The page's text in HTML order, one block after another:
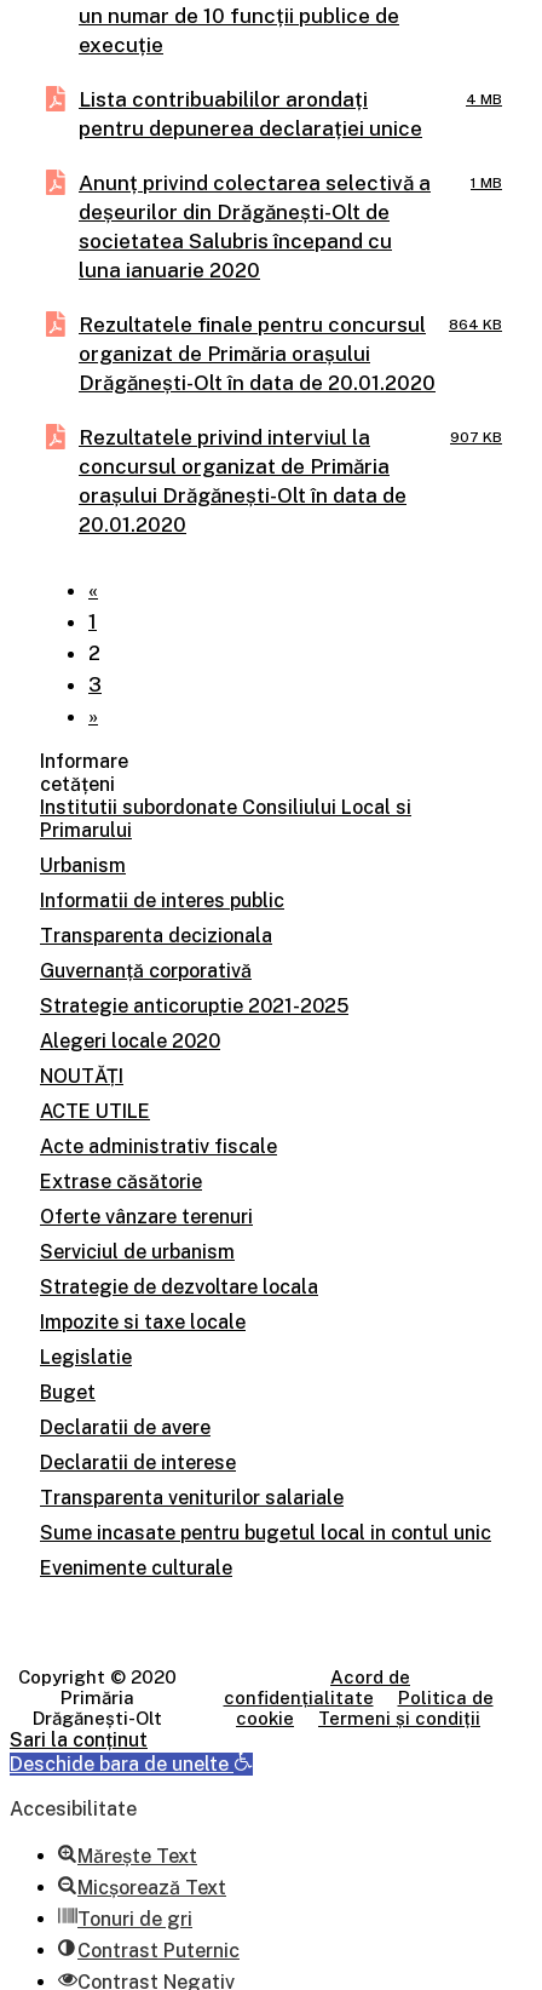
un numar de 10 funcții publice de
execuție
Lista contribuabililor arondați
pentru depunerea declarației unice
4 MB
Anunț privind colectarea selectivă a
deșeurilor din Drăgănești-Olt de
societatea Salubris începand cu
luna ianuarie 2020
1 MB
Rezultatele finale pentru concursul
organizat de Primăria orașului
Drăgănești-Olt în data de 20.01.2020
864 KB
Rezultatele privind interviul la
concursul organizat de Primăria
orașului Drăgănești-Olt în data de
20.01.2020
907 KB
«
1
2
3
»
Informare
cetățeni
Institutii subordonate Consiliului Local si
Primarului
Urbanism
Informatii de interes public
Transparenta decizionala
Guvernanță corporativă
Strategie anticoruptie 2021-2025
Alegeri locale 2020
NOUTĂȚI
ACTE UTILE
Acte administrativ fiscale
Extrase căsătorie
Oferte vânzare terenuri
Serviciul de urbanism
Strategie de dezvoltare locala
Impozite si taxe locale
Legislatie
Buget
Declaratii de avere
Declaratii de interese
Transparenta veniturilor salariale
Sume incasate pentru bugetul local in contul unic
Evenimente culturale
Copyright © 2020
Primăria
Drăgănești-Olt
Acord de
confidențialitate
Politica de
cookie
Termeni și condiții
Sari la conținut
Deschide bara de unelte
Accesibilitate
Mărește Text
Micșorează Text
Tonuri de gri
Contrast Puternic
Contrast Negativ